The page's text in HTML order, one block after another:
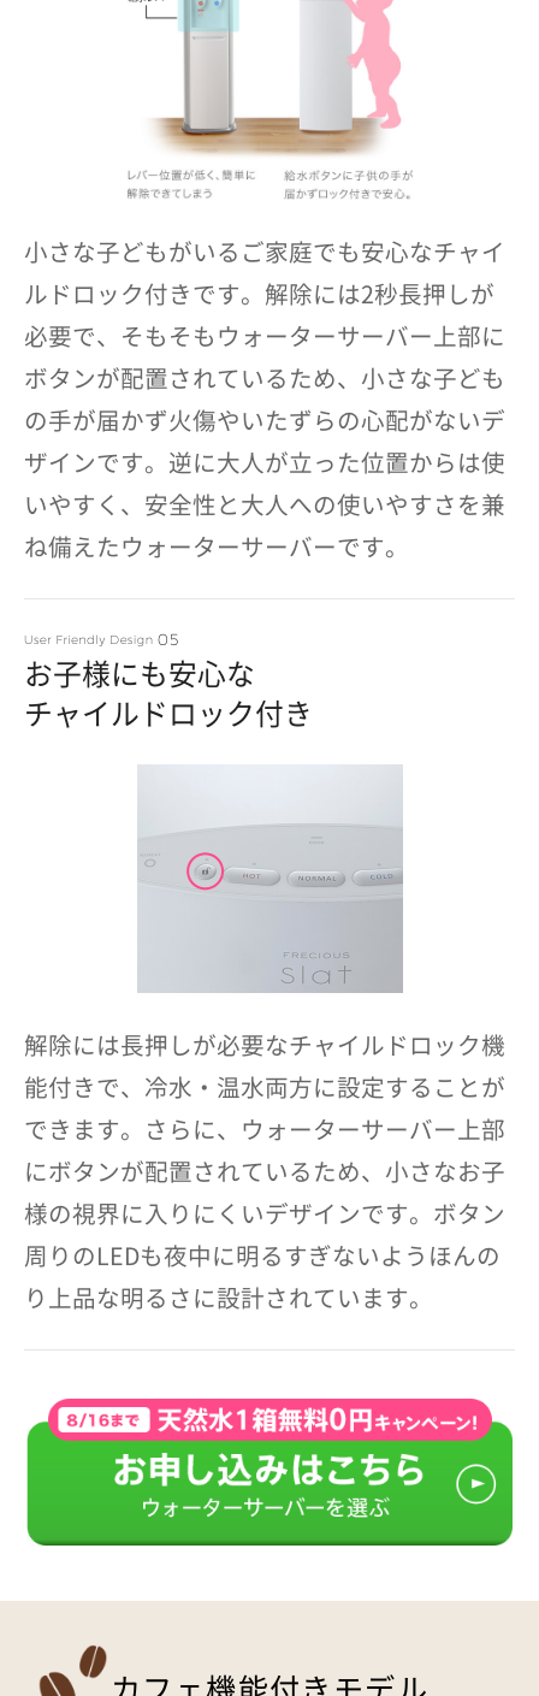
小さな子どもがいるご家庭でも安心なチャイ
ルドロック付きです。解除には2秒長押しが
必要で、そもそもウォーターサーバー上部に
ボタンが配置されているため、小さな子ども
の手が届かず火傷やいたずらの心配がないデ
ザインです。逆に大人が立った位置からは使
いやすく、安全性と大人への使いやすさを兼
ね備えたウォーターサーバーです。
お子様にも安心な
チャイルドロック付き
解除には長押しが必要なチャイルドロック機
能付きで、冷水・温水両方に設定することが
できます。さらに、ウォーターサーバー上部
にボタンが配置されているため、小さなお子
様の視界に入りにくいデザインです。ボタン
周りのLEDも夜中に明るすぎないようほんの
り上品な明るさに設計されています。
カフェ機能付きモデル